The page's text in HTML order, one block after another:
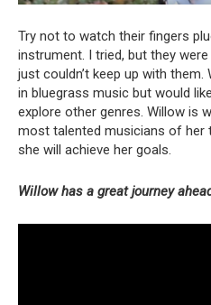
Try not to watch their fingers
instrument. I tried, but they
just couldn’t keep up with them.
in bluegrass music but would
explore other genres. Willow is
most talented musicians of her
she will achieve her goals.
Willow has a great journey